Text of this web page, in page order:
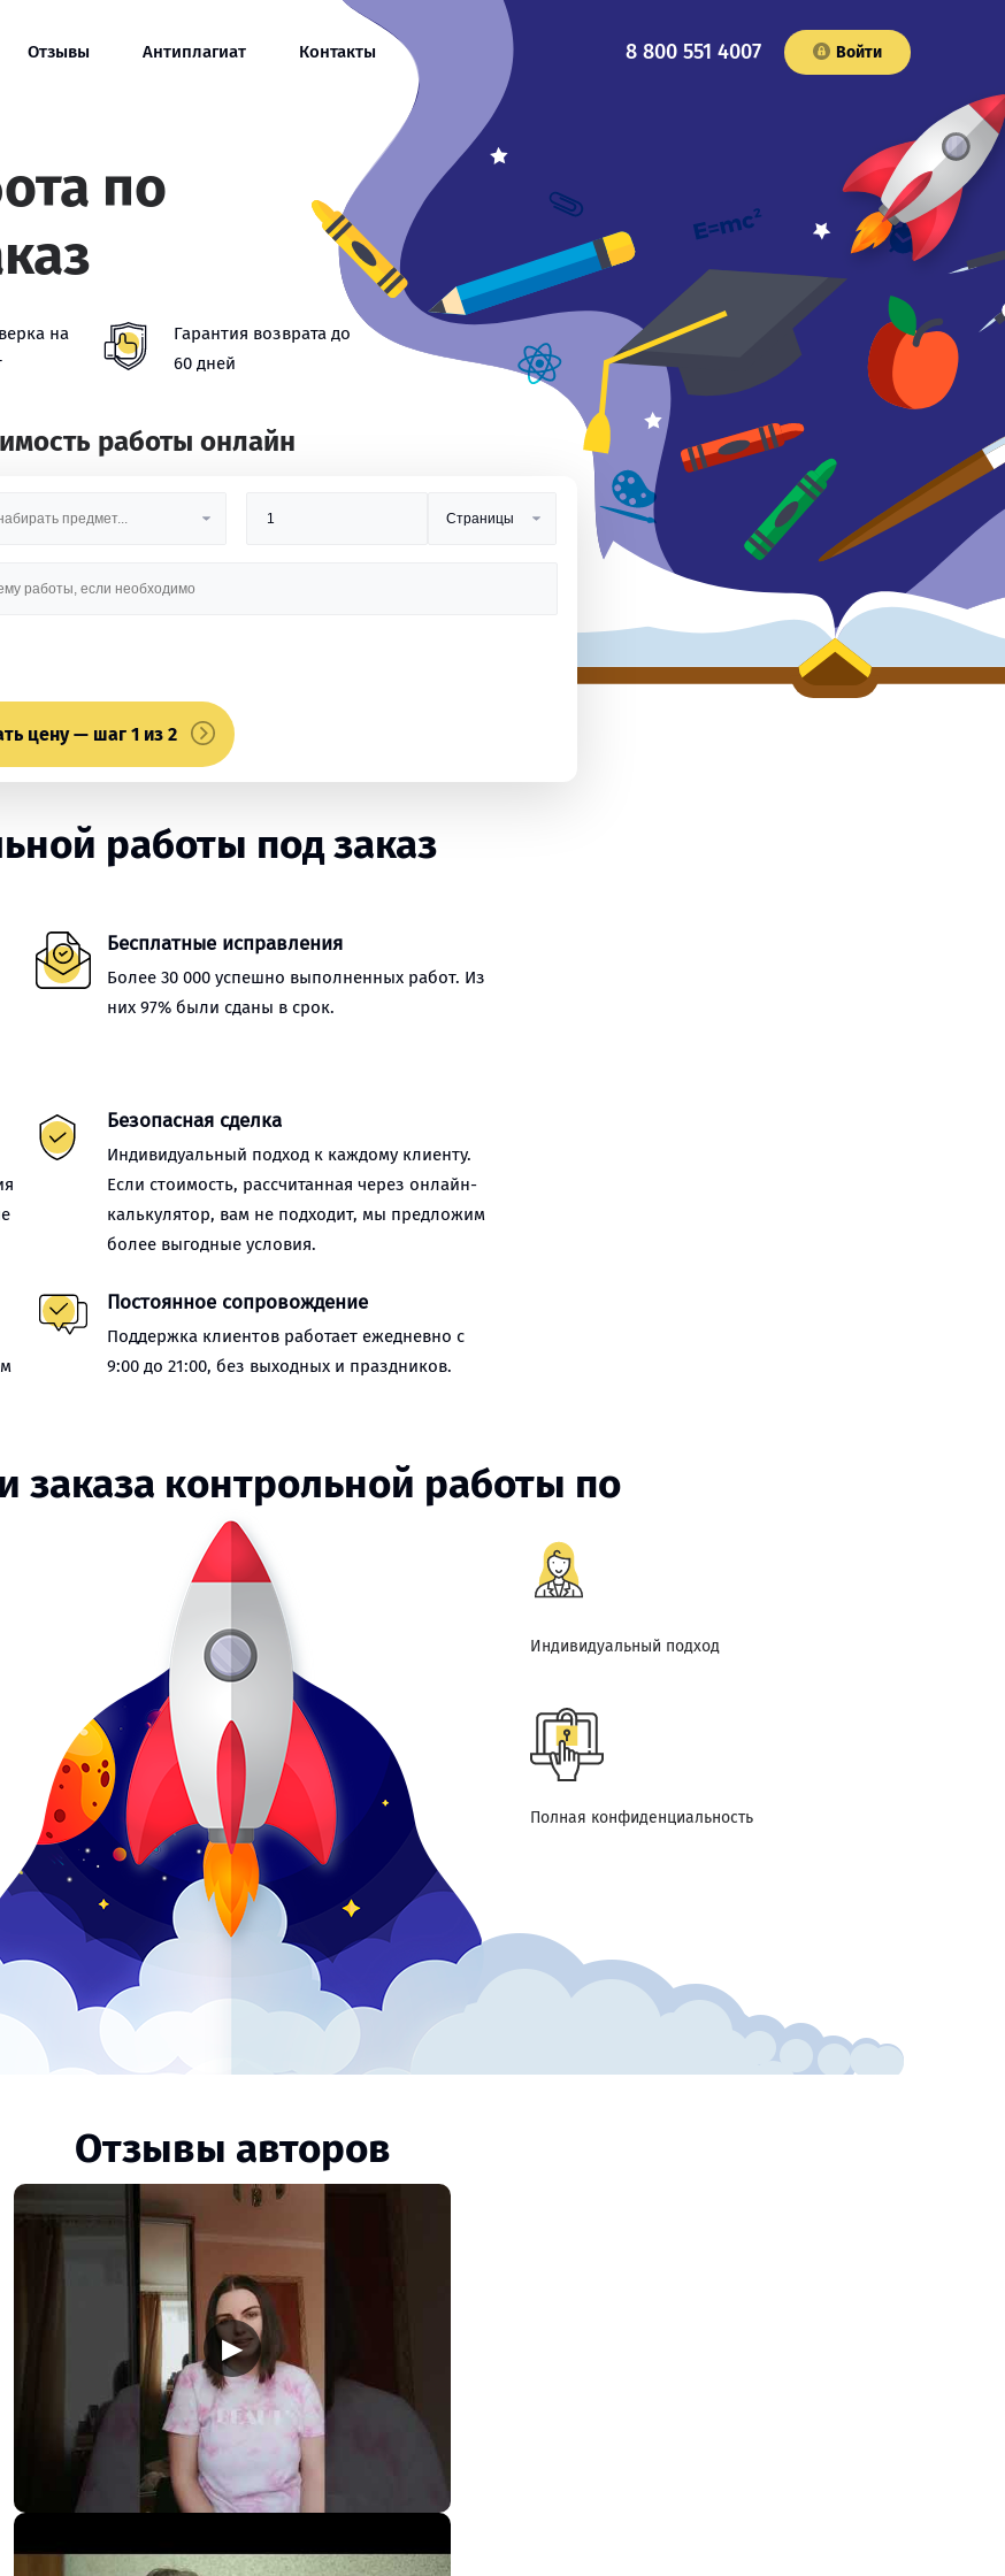
Отзывы Антиплагиат Контакты 8 800 551 4007 Войти
по
на
Гарантия возврата до
60 дней
работы онлайн
цену — шаг 1 из 2
работы под заказ
Бесплатные исправления
Более 30 000 успешно выполненных работ. Из
них 97% были сданы в срок.
Безопасная сделка
Индивидуальный подход к каждому клиенту.
Если стоимость, рассчитанная через онлайн-
калькулятор, вам не подходит, мы предложим
более выгодные условия.
Постоянное сопровождение
Поддержка клиентов работает ежедневно с
9:00 до 21:00, без выходных и праздников.
заказа контрольной работы по
Индивидуальный подход
Полная конфиденциальность
Отзывы авторов
▶